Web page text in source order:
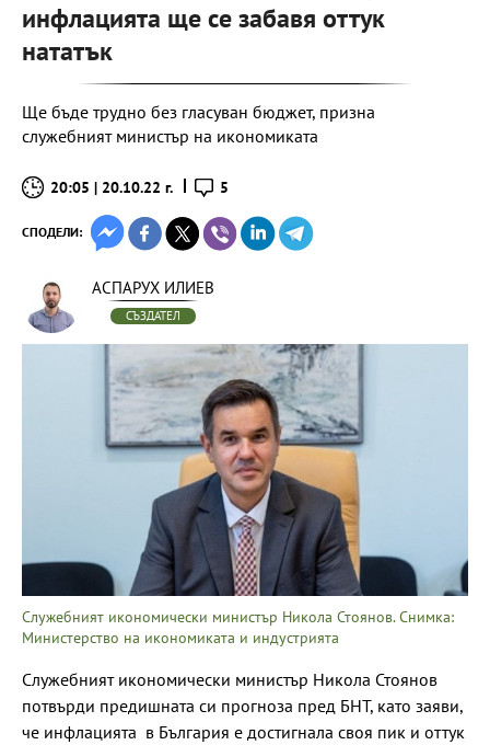
инфлацията ще се забавя оттук
нататък
Ще бъде трудно без гласуван бюджет, призна
служебният министър на икономиката
20:05 | 20.10.22 г. 5
СПОДЕЛИ:
АСПАРУХ ИЛИЕВ
СЪЗДАТЕЛ
Служебният икономически министър Никола Стоянов. Снимка:
Министерство на икономиката и индустрията
Служебният икономически министър Никола Стоянов
потвърди предишната си прогноза пред БНТ, като заяви,
че инфлацията в България е достигнала своя пик и оттук